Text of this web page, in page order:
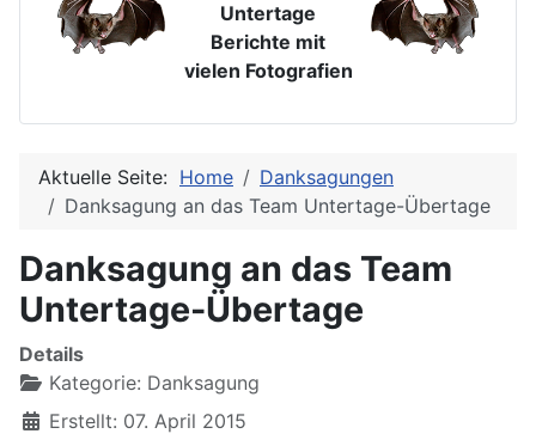
Untertage
Berichte mit
vielen Fotografien
Aktuelle Seite: Home
Danksagungen
Danksagung an das Team Untertage-Übertage
Danksagung an das Team
Untertage-Übertage
Details
Kategorie: Danksagung
Erstellt: 07. April 2015